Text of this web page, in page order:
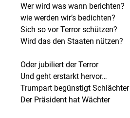
Wer wird was wann berichten?
wie werden wir’s bedichten?
Sich so vor Terror schützen?
Wird das den Staaten nützen?
Oder jubiliert der Terror
Und geht erstarkt hervor…
Trumpart begünstigt Schlächter
Der Präsident hat Wächter